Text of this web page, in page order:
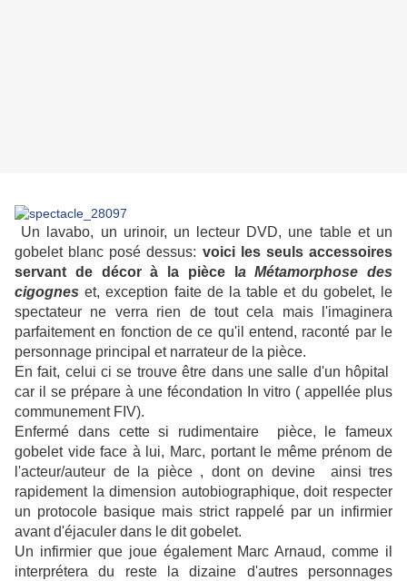
Un lavabo, un urinoir, un lecteur DVD, une table et un
gobelet blanc posé dessus: voici les seuls accessoires
servant de décor à la pièce l a Métamorphose des
cigognes et, exception faite de la table et du gobelet, le
spectateur ne verra rien de tout cela mais l'imaginera
parfaitement en fonction de ce qu'il entend, raconté par le
personnage principal et narrateur de la pièce.
En fait, celui ci se trouve être dans une salle d'un hôpital
car il se prépare à une fécondation In vitro ( appellée plus
communement FIV).
Enfermé dans cette si rudimentaire pièce, le fameux
gobelet vide face à lui, Marc, portant le même prénom de
l'acteur/auteur de la pièce , dont on devine ainsi tres
rapidement la dimension autobiographique, doit respecter
un protocole basique mais strict rappelé par un infirmier
avant d'éjaculer dans le dit gobelet.
Un infirmier que joue également Marc Arnaud, comme il
interprétera du reste la dizaine d'autres personnages